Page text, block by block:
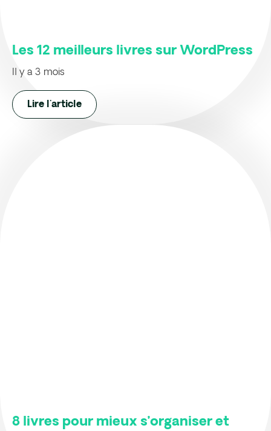
Les 12 meilleurs livres sur WordPress
Il y a 3 mois
Lire l'article
8 livres pour mieux s’organiser et